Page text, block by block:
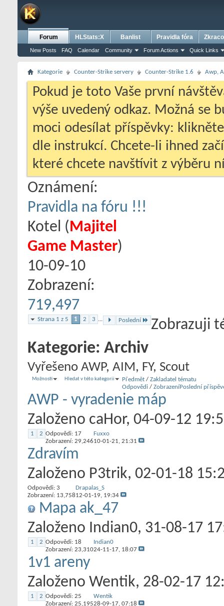
Forum
New Posts FAQ Calendar Community Forum Actions Quick Links
HLStats:X Banlist Pravidla fóra
Kategorie Counter-Strike servery Counter-Strike 1.6 Awp,
Pokud je toto Vaše první
výše uvedený odkaz. Možná se
moci odesílat příspěvky:
dle instrukcí. Chcete-li ihned
které chcete navštívit z výběru
Oznámení:
Pravidla na fóru !!!
Kotel ‎(Majitel
Game Master)
10-09-10
Zobrazení:
719,497
Strana 1 z 5 1 2 3 ... Poslední Zobrazuji
Kategorie: Archiv
Vyřešeno AWP, AIM, FY, Scout
Možnosti Hledat v této kategorii Předmět / Zakladatel tématu
Odpovědi / ZobrazeníPoslední
AWP - vyradenie máp
Založeno caHor‎, 04-09-12
1 2 Odpovědi: 17
Zobrazení: 29,246
Fuxxo
10-01-21, 21:31
Zdravím
Založeno P3trik‎, 02-01-18
Odpovědi: 3
Zobrazení: 13,758
Drapalas_S
12-01-19, 19:34
Mapa ak_47
Založeno Indian0‎, 31-08-17
1 2 Odpovědi: 18
Zobrazení: 23,310
Indian0
24-11-17, 18:07
1v1 areny
Založeno Wentik‎, 28-02-17
1 2 Odpovědi: 25
Zobrazení: 25,195
Wentik
28-09-17, 07:18